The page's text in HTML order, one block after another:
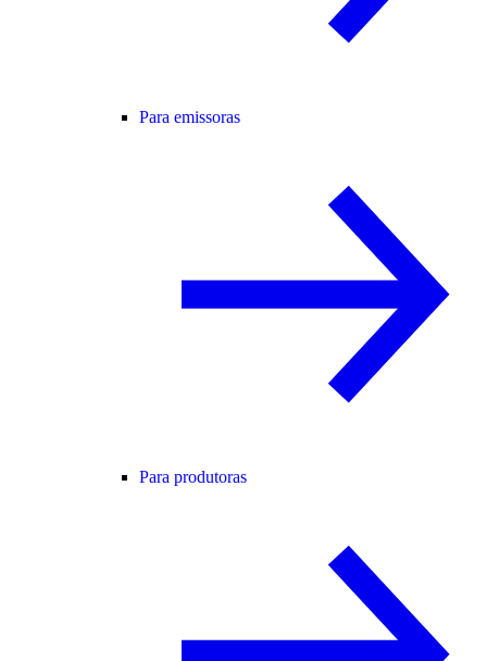
Para emissoras
Para produtoras